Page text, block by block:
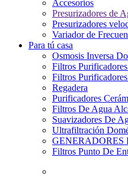
Accesorios
Presurizadores de
Presurizadores
Variador de
Para tú casa
Osmosis Inversa
Filtros
Filtros
Regadera
Purificadores
Filtros De Agua
Suavizadores De
Ultrafiltración
GENERADORES
Filtros Punto De